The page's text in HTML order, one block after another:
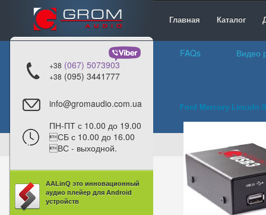
Главная Каталог
+38 (067) 5073903
+38 (095) 3441777
info@gromaudio.com.ua
ПН-ПТ с 10.00 до 19.00
СБ с 10.00 до 16.00
ВС - выходной.
AALinQ это инновационный
аудио плейер для Android
устройств
FAQs Видео
Ford Mercury Lincoln